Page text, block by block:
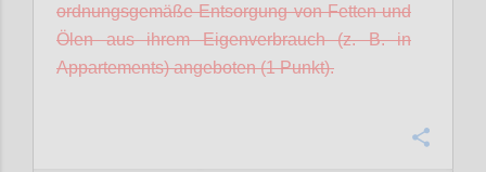
ordnungsgemäße Entsorgung von Fetten und
Ölen aus ihrem Eigenverbrauch (z. B. in
Appartements) angeboten (1 Punkt).